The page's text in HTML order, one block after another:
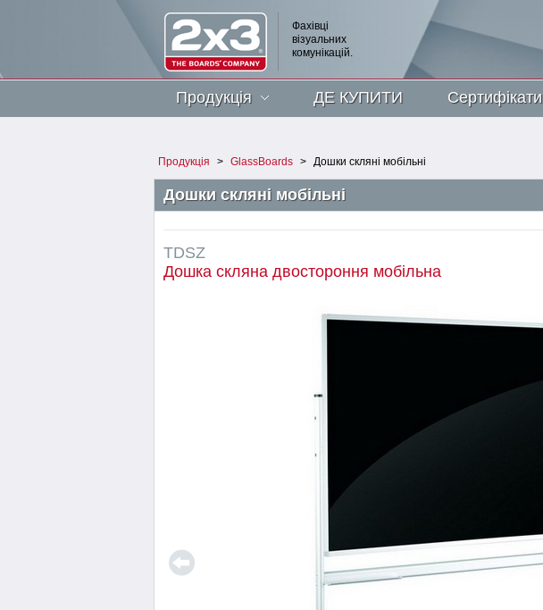
Фахівці
візуальних
комунікацій.
Продукція ДЕ КУПИТИ Сертифікати
Продукція > GlassBoards > Дошки скляні мобільні
Дошки скляні мобільні
TDSZ
Дошка скляна двостороння мобільна